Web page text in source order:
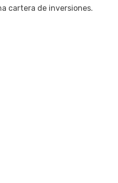
cartera de inversiones.